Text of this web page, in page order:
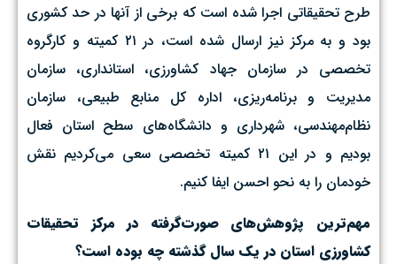
طرح تحقیقاتی اجرا شده است که برخی از آنها در حد کشوری
بود و به مرکز نیز ارسال شده است، در ۲۱ کمیته و کارگروه
تخصصی در سازمان جهاد کشاورزی، استانداری، سازمان
مدیریت و برنامه‌ریزی، اداره کل منابع طبیعی، سازمان
نظام‌مهندسی، شهرداری و دانشگاه‌های سطح استان فعال
بودیم و در این ۲۱ کمیته تخصصی سعی می‌کردیم نقش
خودمان را به نحو احسن ایفا کنیم.
مهم‌ترین پژوهش‌های صورت‌گرفته در مرکز تحقیقات
کشاورزی استان در یک سال گذشته چه بوده است؟